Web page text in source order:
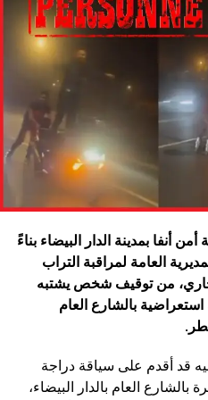
بمدينة الدار البيضاء بناءً
العامة لمراقبة التراب
26 يناير الجاري، من توقيف شخص يشتبه
بالشارع العام
.
قد أقدم على سياقة دراجة
العام بالدار البيضاء،